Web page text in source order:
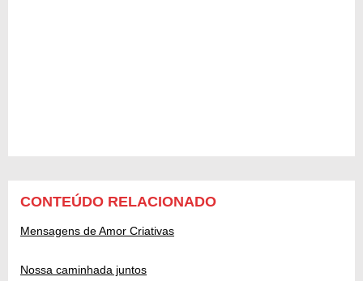
CONTEÚDO RELACIONADO
Mensagens de Amor Criativas
Nossa caminhada juntos